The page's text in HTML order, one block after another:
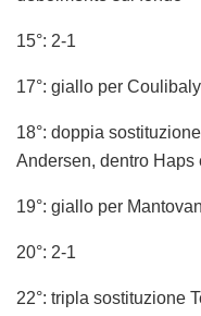
15°: 2-1
17°: giallo per
18°: doppia
Andersen, dentro Haps
19°: giallo per
20°: 2-1
22°: tripla sostituzione